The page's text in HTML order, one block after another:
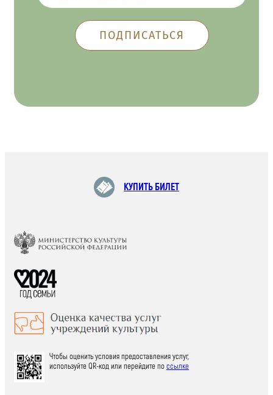
КУПИТЬ БИЛЕТ
Чтобы оценить условия предоставления услуг,
используйте QR-код или перейдите поссылке